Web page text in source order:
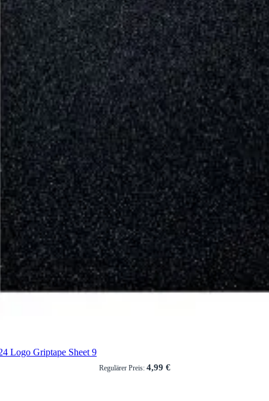
Logo Griptape Sheet 9
Regulärer Preis: 4,99 €